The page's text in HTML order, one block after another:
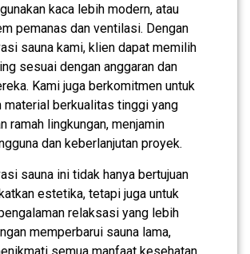
kaca lebih modern, atau
pemanas dan ventilasi. Dengan
sauna kami, klien dapat memilih
sesuai dengan anggaran dan
Kami juga berkomitmen untuk
material berkualitas tinggi yang
ramah lingkungan, menjamin
dan keberlanjutan proyek.
sauna ini tidak hanya bertujuan
estetika, tetapi juga untuk
relaksasi yang lebih
memperbarui sauna lama,
semua manfaat kesehatan